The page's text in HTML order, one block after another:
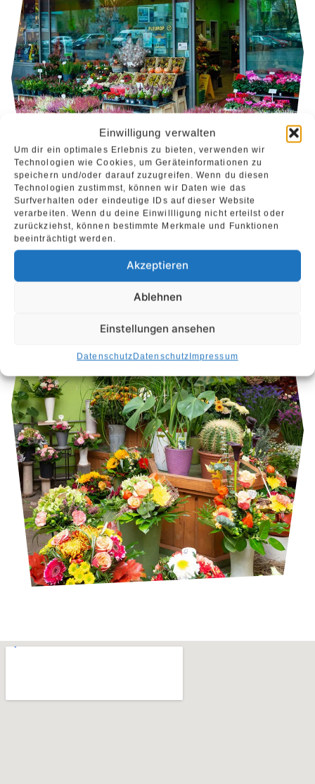
Einwilligung verwalten
Um dir ein optimales Erlebnis zu bieten, verwenden wir
Technologien wie Cookies, um Geräteinformationen zu
speichern und/oder darauf zuzugreifen. Wenn du diesen
Technologien zustimmst, können wir Daten wie das
Surfverhalten oder eindeutige IDs auf dieser Website
verarbeiten. Wenn du deine Einwillligung nicht erteilst oder
zurückziehst, können bestimmte Merkmale und Funktionen
beeinträchtigt werden.
Akzeptieren
Ablehnen
Einstellungen ansehen
DatenschutzDatenschutzImpressum